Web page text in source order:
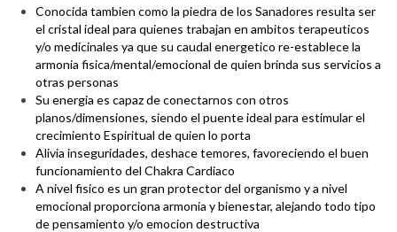
Conocida tambien como la piedra de los Sanadores resulta ser
el cristal ideal para quienes trabajan en ambitos terapeuticos
y/o medicinales ya que su caudal energetico re-establece la
armonia fisica/mental/emocional de quien brinda sus servicios a
otras personas
Su energia es capaz de conectarnos con otros
planos/dimensiones, siendo el puente ideal para estimular el
crecimiento Espiritual de quien lo porta
Alivia inseguridades, deshace temores, favoreciendo el buen
funcionamiento del Chakra Cardiaco
A nivel fisico es un gran protector del organismo y a nivel
emocional proporciona armonia y bienestar, alejando todo tipo
de pensamiento y/o emocion destructiva